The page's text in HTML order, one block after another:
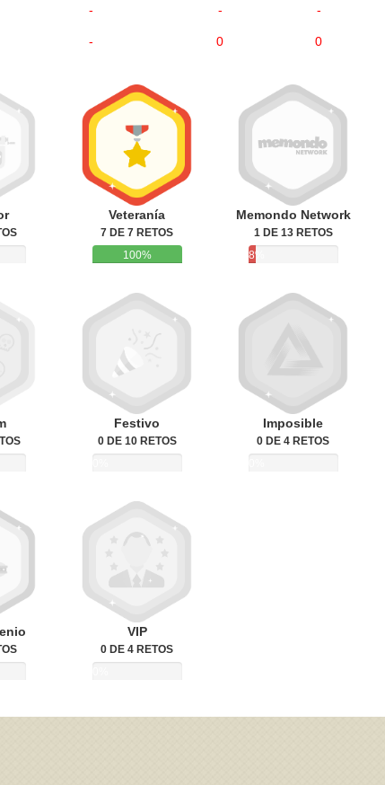
privacidad Política de cookies
- - -
- 0 0
Veteranía
7 DE 7 RETOS
100%
Memondo Network
1 DE 13 RETOS
8%
Festivo
0 DE 10 RETOS
Imposible
0 DE 4 RETOS
VIP
0 DE 4 RETOS